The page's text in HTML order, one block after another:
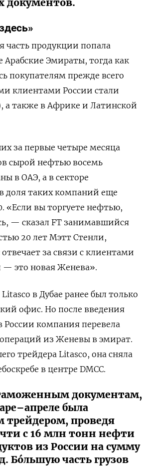
часть продукции попала
Арабские Эмираты, тогда как
покупателям прежде всего
клиентами России стали
а также в Африке и Латинской
за первые четыре месяца
сырой нефтью восемь
в ОАЭ, а в секторе
доля таких компаний еще
«Если вы торгуете нефтью,
— сказал FT занимавшийся
20 лет Мэтт Стенли,
за связи с клиентами
— это новая Женева».
в Дубае ранее был только
офис. Но после введения
России компания перевела
операций из Женевы в эмират.
трейдера Litasco, она сняла
в центре DMCC.
документам,
была
проведя
с 16 млн тонн нефти
из России на сумму
Бóльшую часть грузов